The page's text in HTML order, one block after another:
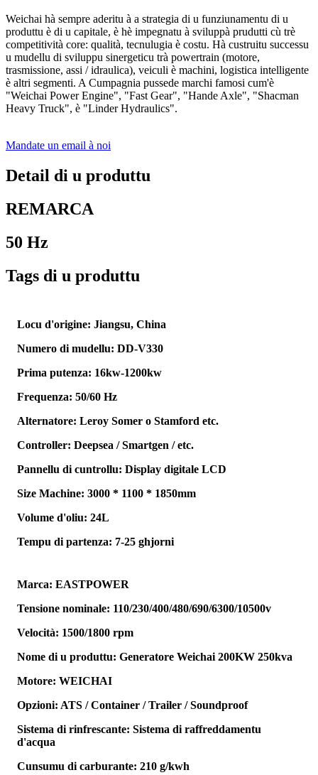
Weichai hà sempre aderitu à a strategia di u funziunamentu di u
produttu è di u capitale, è hè impegnatu à sviluppà prudutti cù trè
competitività core: qualità, tecnulugia è costu. Hà custruitu successu
u mudellu di sviluppu sinergeticu trà powertrain (motore,
trasmissione, assi / idraulica), veiculi è machini, logistica intelligente
è altri segmenti. A Cumpagnia pussede marchi famosi cum'è
"Weichai Power Engine", "Fast Gear", "Hande Axle", "Shacman
Heavy Truck", è "Linder Hydraulics".
Mandate un email à noi
Detail di u produttu
REMARCA
50 Hz
Tags di u produttu
Locu d'origine: Jiangsu, China
Numero di mudellu: DD-V330
Prima putenza: 16kw-1200kw
Frequenza: 50/60 Hz
Alternatore: Leroy Somer o Stamford etc.
Controller: Deepsea / Smartgen / etc.
Pannellu di cuntrollu: Display digitale LCD
Size Machine: 3000 * 1100 * 1850mm
Volume d'oliu: 24L
Tempu di partenza: 7-25 ghjorni
Marca: EASTPOWER
Tensione nominale: 110/230/400/480/690/6300/10500v
Velocità: 1500/1800 rpm
Nome di u produttu: Generatore Weichai 200KW 250kva
Motore: WEICHAI
Opzioni: ATS / Container / Trailer / Soundproof
Sistema di rinfrescante: Sistema di raffreddamentu
d'acqua
Cunsumu di carburante: 210 g/kwh